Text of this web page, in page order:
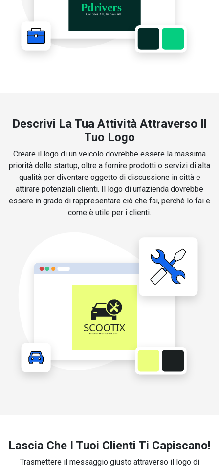
Descrivi La Tua Attività Attraverso Il
Tuo Logo
Creare il logo di un veicolo dovrebbe essere la massima
priorità delle startup, oltre a fornire prodotti o servizi di alta
qualità per diventare oggetto di discussione in città e
attirare potenziali clienti. Il logo di un’azienda dovrebbe
essere in grado di rappresentare ciò che fai, perché lo fai e
come è utile per i clienti.
Lascia Che I Tuoi Clienti Ti Capiscano!
Trasmettere il messaggio giusto attraverso il logo di